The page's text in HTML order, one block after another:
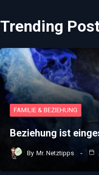
Trending
FAMILIE & BEZIEHUNG
Beziehung ist
By Mr. Netztipps